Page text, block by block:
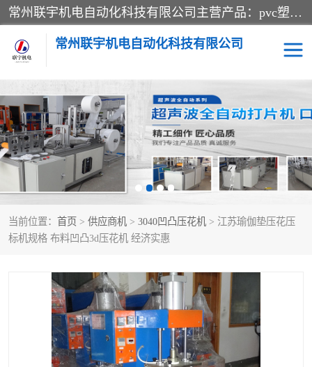
常州联宇机电自动化科技有限公司主营产品：pvc塑料焊机、高频热合机、软膜天花压边机、服装布料凹凸压花机、布料3d压印设备、服装植胶设备、超声波布料花边机、无纺布热合机、全自动压花机。
常州联宇机电自动化科技有限公司
当前位置： 首页 > 供应商机 > 3040凹凸压花机 > 江苏瑜伽垫压花压
标机规格 布料凹凸3d压花机 经济实惠
压花定型机以及压花模具 超声波热合机
高频热合机 超声波花边机
超声波复合压花机 凹凸压花机压标机
3040凹凸压花机 双头服装凹凸压花机
高频压花压标机 自动超声波打片成型机
泡壳包装封口机 海绵产品成型机
其他超声波系列